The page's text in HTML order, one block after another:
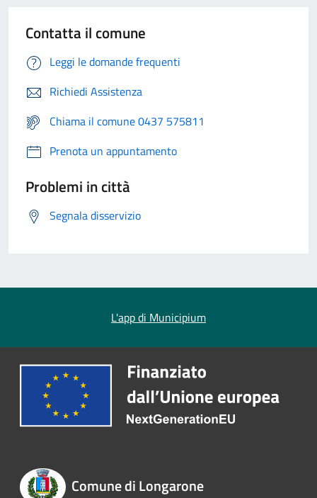
Contatta il comune
Leggi le domande frequenti
Richiedi Assistenza
Chiama il comune 0437 575811
Prenota un appuntamento
Problemi in città
Segnala disservizio
L'app di Municipium
Comune di Longarone